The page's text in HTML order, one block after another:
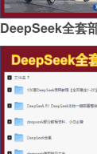
DeepSeek全套